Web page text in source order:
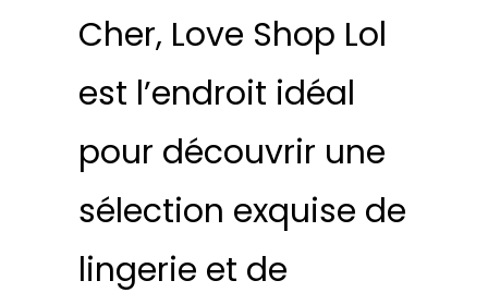
Cher, Love Shop Lol
est l’endroit idéal
pour découvrir une
sélection exquise de
lingerie et de